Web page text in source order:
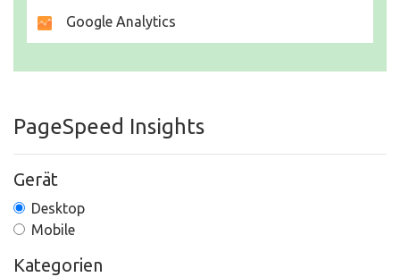
Google Analytics
PageSpeed Insights
Gerät
Desktop
Mobile
Kategorien